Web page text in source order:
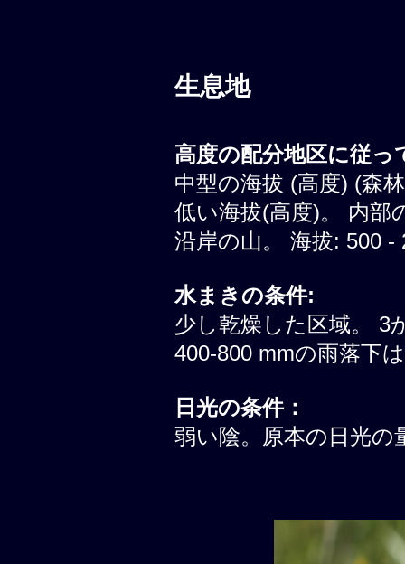
生息地
高度の配分地区に従っ
中型の海拔 (高度) (森
低い海拔(高度)。 内部
沿岸の山。 海拔: 500 -
水まきの条件:
少し乾燥した区域。 3
400-800 mmの雨落下
日光の条件：
弱い陰。原本の日光の